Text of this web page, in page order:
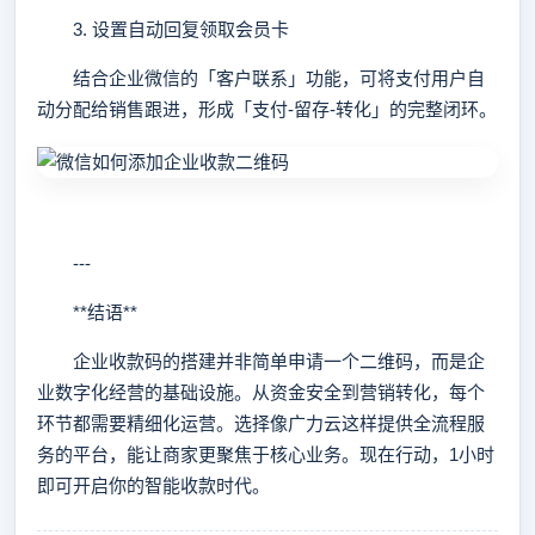
3. 设置自动回复领取会员卡
结合企业微信的「客户联系」功能，可将支付用户自
动分配给销售跟进，形成「支付-留存-转化」的完整闭环。
---
**结语**
企业收款码的搭建并非简单申请一个二维码，而是企
业数字化经营的基础设施。从资金安全到营销转化，每个
环节都需要精细化运营。选择像广力云这样提供全流程服
务的平台，能让商家更聚焦于核心业务。现在行动，1小时
即可开启你的智能收款时代。